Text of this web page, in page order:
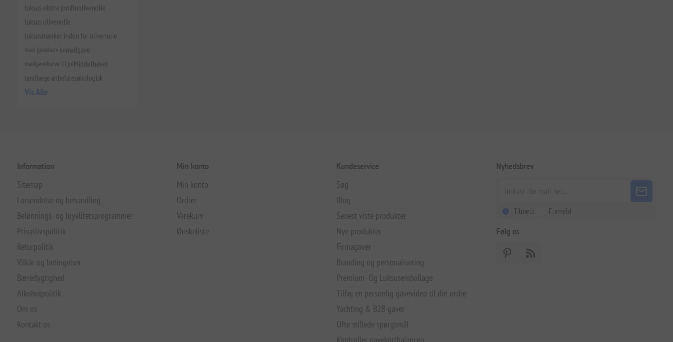
luksus ekstra jomfruolivenolie
luksus olivenolie
luksusmærker inden for olivenolie
mad gavekurv julmadgave
madgavekurve til julMiddelhavet
tandlæge anbefalesøkologisk
Vis Alle
Information
Sitemap
Forsendelse og behandling
Belønnings- og loyalitetsprogrammer
Privatlivspolitik
Returpolitik
Vilkår og betingelser
Bæredygtighed
Alkoholpolitik
Om os
Kontakt os
Min konto
Min konto
Ordrer
Varekurv
Ønskeliste
Kundeservice
Søg
Blog
Senest viste produkter
Nye produkter
Firmagaver
Branding og personalisering
Premium- Og Luksusemballage
Tilføj en personlig gavevideo til din ordre
Yachting & B2B-gaver
Ofte stillede spørgsmål
Kontroller gavekortbalancen
Nyhedsbrev
Tilmeld Frameld
Følg os